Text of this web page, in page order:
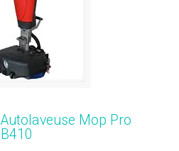
Autolaveuse Mop Pro
B410